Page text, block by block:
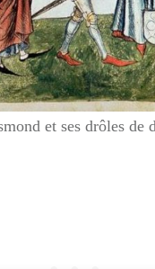
et ses drôles de